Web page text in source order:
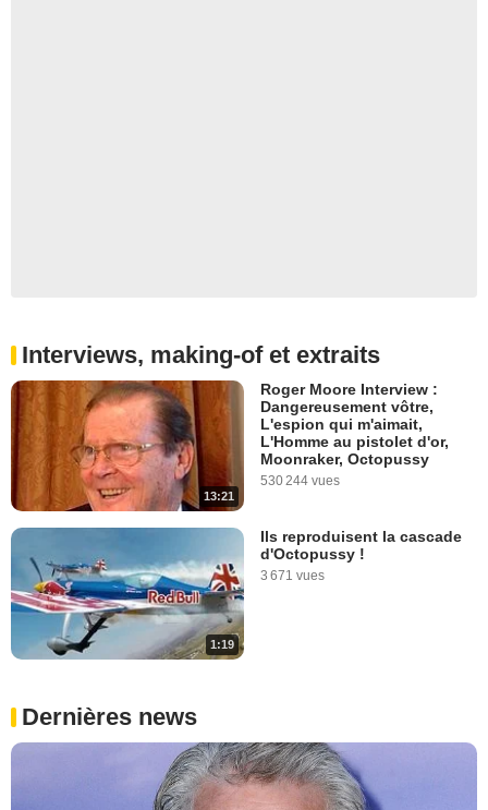
Interviews, making-of et extraits
13:21
Roger Moore Interview :
Dangereusement vôtre,
L'espion qui m'aimait,
L'Homme au pistolet d'or,
Moonraker, Octopussy
530 244 vues
1:19
Ils reproduisent la cascade
d'Octopussy !
3 671 vues
Dernières news